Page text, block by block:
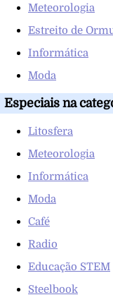
Meteorologia
Estreito de
Informática
Moda
Especiais na
Litosfera
Meteorologia
Informática
Moda
Café
Radio
Educação STEM
Steelbook